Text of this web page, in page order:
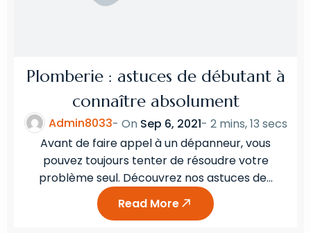
Plomberie : astuces de débutant à
connaître absolument
Admin8033- On Sep 6, 2021- 2 mins, 13 secs
Avant de faire appel à un dépanneur, vous
pouvez toujours tenter de résoudre votre
problème seul. Découvrez nos astuces de…
Read More